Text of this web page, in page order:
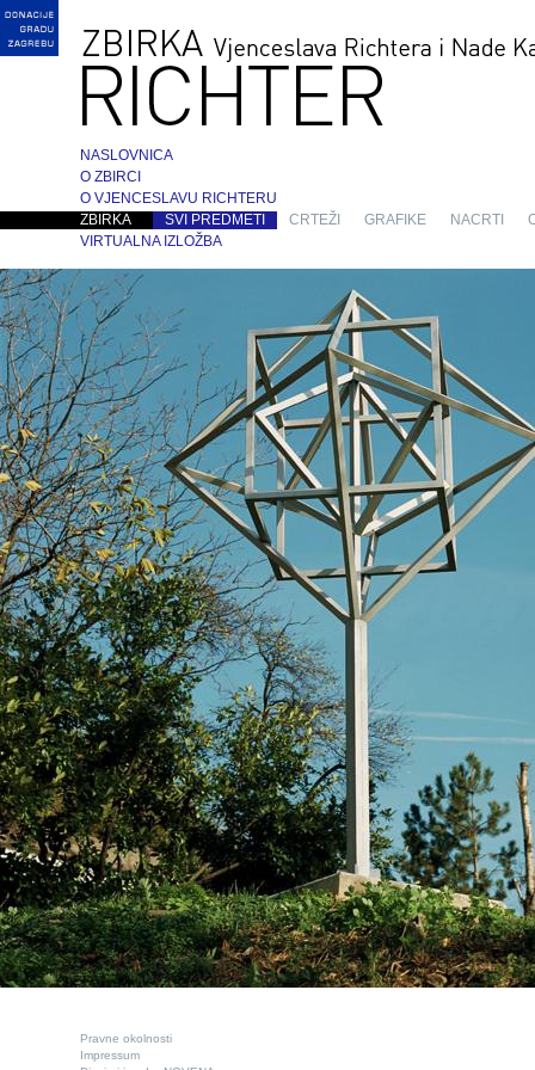
NASLOVNICA
O ZBIRCI
O VJENCESLAVU RICHTERU
ZBIRKA
SVI PREDMETI CRTEŽI GRAFIKE NACRTI
VIRTUALNA IZLOŽBA
Pravne okolnosti
Impressum